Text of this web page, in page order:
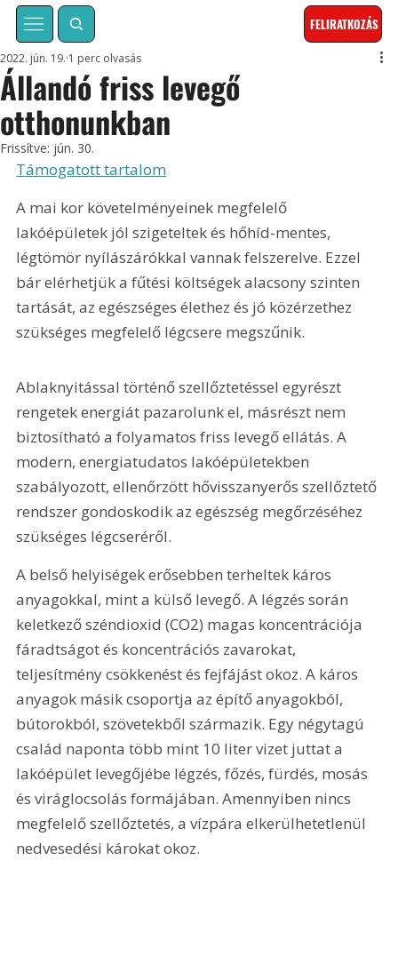
FELIRATKOZÁS
Állandó friss levegő
otthonunkban
2022. jún. 19. 1 perc olvasás
Frissítve: jún. 30.
Támogatott tartalom
A mai kor követelményeinek megfelelő
lakóépületek jól szigeteltek és hőhíd-mentes,
légtömör nyílászárókkal vannak felszerelve. Ezzel
bár elérhetjük a fűtési költségek alacsony szinten
tartását, az egészséges élethez és jó közérzethez
szükséges megfelelő légcsere megszűnik.
Ablaknyitással történő szellőztetéssel egyrészt
rengetek energiát pazarolunk el, másrészt nem
biztosítható a folyamatos friss levegő ellátás. A
modern, energiatudatos lakóépületekben
szabályozott, ellenőrzött hővisszanyerős szellőztető
rendszer gondoskodik az egészség megőrzéséhez
szükséges légcseréről.
A belső helyiségek erősebben terheltek káros
anyagokkal, mint a külső levegő. A légzés során
keletkező széndioxid (CO2) magas koncentrációja
fáradtságot és koncentrációs zavarokat,
teljesítmény csökkenést és fejfájást okoz. A káros
anyagok másik csoportja az építő anyagokból,
bútorokból, szövetekből származik. Egy négytagú
család naponta több mint 10 liter vizet juttat a
lakóépület levegőjébe légzés, főzés, fürdés, mosás
és viráglocsolás formájában. Amennyiben nincs
megfelelő szellőztetés, a vízpára elkerülhetetlenül
nedvesedési károkat okoz.